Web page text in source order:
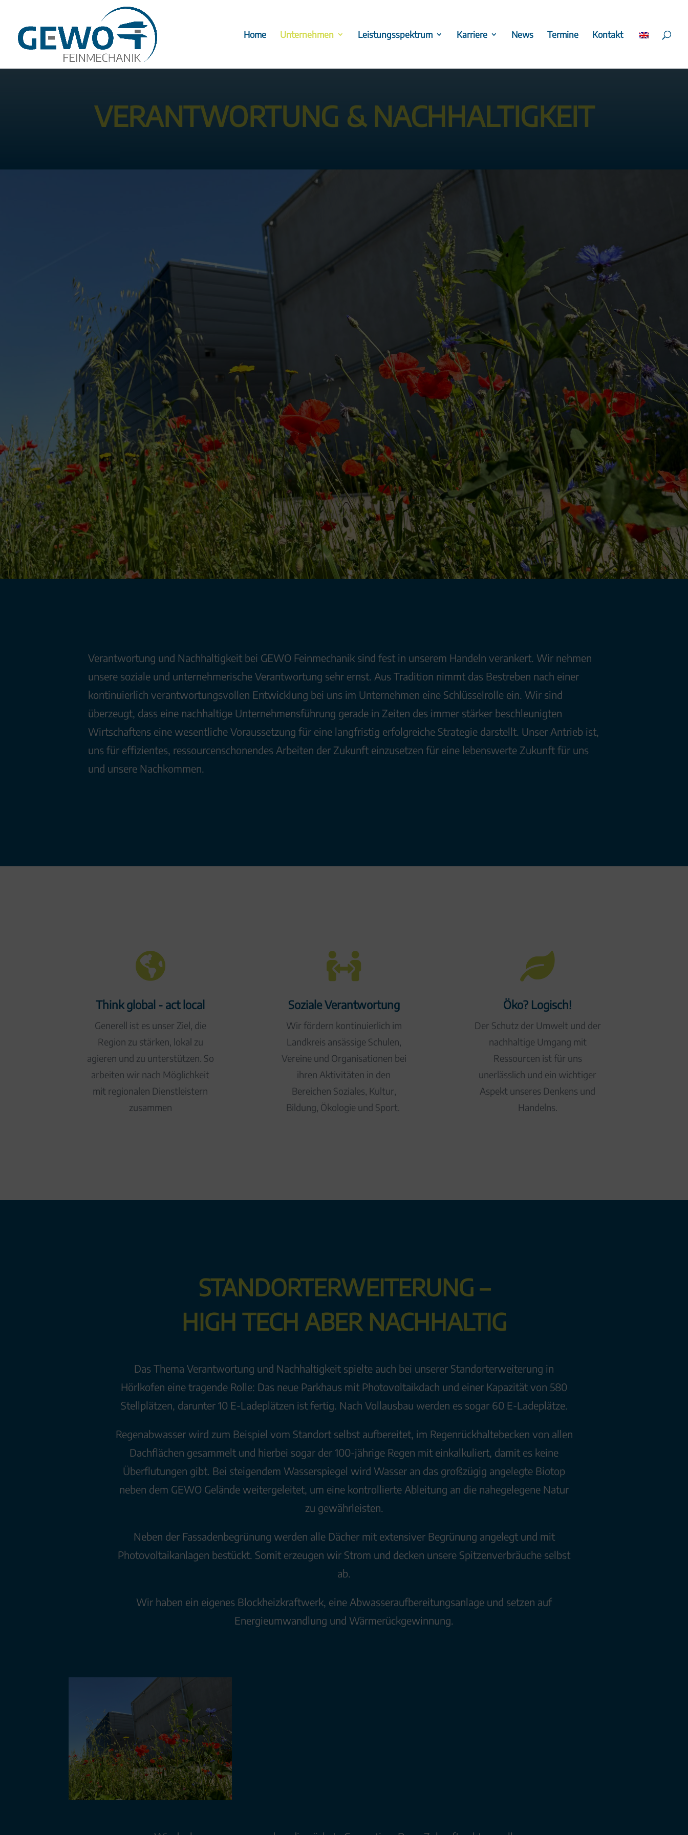
Home Unternehmen Leistungsspektrum Karriere News Termine Kontakt
VERANTWOR­TUNG & NACH­HALTIGKEIT
Verantwortung und Nachhaltigkeit bei GEWO Feinmechanik sind fest in unserem Handeln verankert. Wir nehmen
unsere soziale und unternehmerische Verantwortung sehr ernst. Aus Tradition nimmt das Bestreben nach einer
kontinuierlich verantwortungsvollen Entwicklung bei uns im Unternehmen eine Schlüsselrolle ein. Wir sind
überzeugt, dass eine nachhaltige Unternehmensführung gerade in Zeiten des immer stärker beschleunigten
Wirtschaftens eine wesentliche Voraussetzung für eine langfristig erfolgreiche Strategie darstellt. Unser Antrieb ist,
uns für effizientes, ressourcenschonendes Arbeiten der Zukunft einzusetzen für eine lebenswerte Zukunft für uns
und unsere Nachkommen.

Think global - act local
Generell ist es unser Ziel, die
Region zu stärken, lokal zu
agieren und zu unterstützen. So
arbeiten wir nach Möglichkeit
mit regionalen Dienstleistern
zusammen

Soziale Verantwortung
Wir fördern kontinuierlich im
Landkreis ansässige Schulen,
Vereine und Organisationen bei
ihren Aktivitäten in den
Bereichen Soziales, Kultur,
Bildung, Ökologie und Sport.

Öko? Logisch!
Der Schutz der Umwelt und der
nachhaltige Umgang mit
Ressourcen ist für uns
unerlässlich und ein wichtiger
Aspekt unseres Denkens und
Handelns.
STANDORT­ERWEITE­RUNG –
HIGH TECH ABER NACHHALTIG
Das Thema Verantwortung und Nachhaltigkeit spielte auch bei unserer Standorterweiterung in
Hörlkofen eine tragende Rolle: Das neue Parkhaus mit Photovoltaikdach und einer Kapazität von 580
Stellplätzen, darunter 10 E-Ladeplätzen ist fertig. Nach Vollausbau werden es sogar 60 E-Ladeplätze.
Regenabwasser wird zum Beispiel vom Standort selbst aufbereitet, im Regenrückhaltebecken von allen
Dachflächen gesammelt und hierbei sogar der 100-jährige Regen mit einkalkuliert, damit es keine
Überflutungen gibt. Bei steigendem Wasserspiegel wird Wasser an das großzügig angelegte Biotop
neben dem GEWO Gelände weitergeleitet, um eine kontrollierte Ableitung an die nahegelegene Natur
zu gewährleisten.
Neben der Fassadenbegrünung werden alle Dächer mit extensiver Begrünung angelegt und mit
Photovoltaikanlagen bestückt. Somit erzeugen wir Strom und decken unsere Spitzenverbräuche selbst
ab.
Wir haben ein eigenes Blockheizkraftwerk, eine Abwasseraufbereitungsanlage und setzen auf
Energieumwandlung und Wärmerückgewinnung.